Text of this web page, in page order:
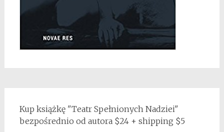
Kup książkę "Teatr Spełnionych Nadziei"
bezpośrednio od autora $24 + shipping $5